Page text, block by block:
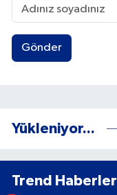
Gönder
Yükleniyor...
Trend Haberler